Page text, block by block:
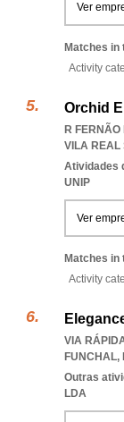
Ver
Matches in
Activity
Orchid
R
VILA REAL
Atividades
UNIP
Ver
Matches in
Activity
VIA
FUNCHAL,
Outras
LDA